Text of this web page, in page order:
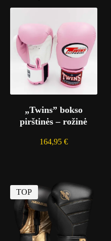
„Twins” bokso
pirštinės – rožinė
164,95 €
TOP